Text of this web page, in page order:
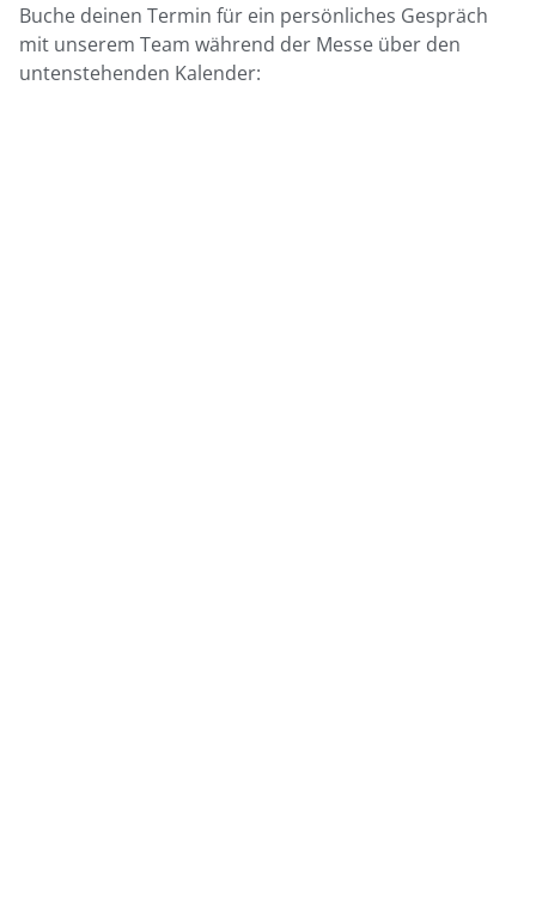
Buche deinen Termin für ein persönliches Gespräch
mit unserem Team während der Messe über den
untenstehenden Kalender: